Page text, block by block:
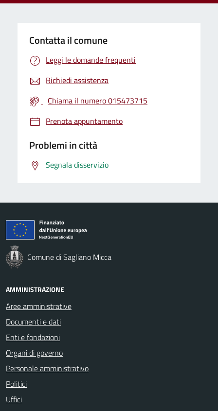
Contatta il comune
Leggi le domande frequenti
Richiedi assistenza
Chiama il numero 015473715
Prenota appuntamento
Problemi in città
Segnala disservizio
Comune di Sagliano Micca
AMMINISTRAZIONE
Aree amministrative
Documenti e dati
Enti e fondazioni
Organi di governo
Personale amministrativo
Politici
Uffici